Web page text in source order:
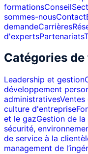
formationsConseil
sommes-nousContact
demandeCarrières
d'expertsPartenariats
Catégories
Leadership et gestion
développement
administratives
culture d'entreprise
et le gazGestion de
sécurité,
de service à la
management de